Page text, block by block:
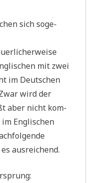
sich soge­
mit zwei
im Deut­schen
wird der
aber nicht kom­
Eng­li­schen
ausreichend.